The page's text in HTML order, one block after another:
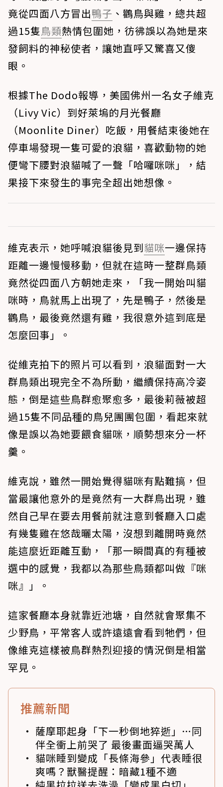
竟從四面八方冒出鴨子 、鸛鳥與雞，總共超
過15隻鳥類熱情包圍她，彷彿誤以為她是來
發飼料的神秘使者，讓她直呼又驚喜又傻
眼。
根據The Dodo報導，美國佛州一名女子維克
（Livy Vic）到好萊塢的月光餐廳
（Moonlite Diner）吃飯，用餐結束後她在
停車場發現一隻可愛的浪貓，喜歡動物的她
便彎下腰對浪貓喊了一聲「哈囉咪咪」，結
果接下來發生的事完全超出她想像。
維克表示，她呼喊浪貓後見到貓咪一邊保持
距離一邊慢慢移動，但就在這時一整群鳥類
竟然從四面八方朝她走來，「我一開始叫貓
咪時，鳥就馬上出現了，先是鴨子，然後是
鸛鳥，最後竟然還有雞，我很意外這到底是
怎麼回事」。
從維克拍下的照片可以看到，浪貓面對一大
群鳥類出現完全不為所動，繼續保持高冷姿
態，倒是這些鳥群愈聚愈多，最後莉薇被超
過15隻不同品種的鳥兒團團包圍，看起來就
像是誤以為她要餵食貓咪，順勢想來分一杯
羹。
維克說，雖然一開始覺得貓咪有點難搞，但
當最讓他意外的是竟然有一大群鳥出現，雖
然自己早在要去用餐前就注意到餐廳入口處
有幾隻雞在悠哉曬太陽，沒想到離開時竟然
能這麼近距離互動，「那一瞬間真的有種被
選中的感覺，我都以為那些鳥類都叫做『咪
咪』」。
這家餐廳本身就靠近池塘，自然就會聚集不
少野鳥，平常客人或許遠遠會看到牠們，但
像維克這樣被鳥群熱烈迎接的情況倒是相當
罕見。
推薦新聞
薩摩耶起身「下一秒倒地猝逝」…同
伴全衝上前哭了 最後畫面逼哭萬人
貓咪睡到變成「長條海參」代表睡很
爽嗎？獸醫提醒：暗藏1種不適